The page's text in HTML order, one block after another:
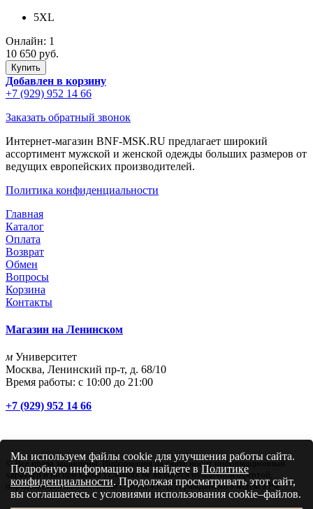
5XL
Онлайн: 1
10 650 руб.
Добавлен в корзину
+7 (929) 952 14 66
Заказать обратный звонок
Интернет-магазин BNF-MSK.RU предлагает широкий
ассортимент мужской и женской одежды больших размеров от
ведущих европейских производителей.
Политика конфиденциальности
Главная
Каталог
Оплата
Возврат
Обмен
Вопросы
Корзина
Контакты
Магазин на Ленинском
м Университет
Москва, Ленинский пр-т, д. 68/10
Время работы: с 10:00 до 21:00
+7 (929) 952 14 66
© Все права защищены. Информация на сайте носит информационный
характер и ни при каких условиях не являются публичной офертой,
определяемой положениями Статьи 437 (2) Гражданского кодекса РФ
Мы используем файлы cookie для улучшения работы сайта.
Подробную информацию вы найдете вПолитике
конфиденциальности. Продолжая просматривать этот сайт,
вы соглашаетесь с условиями использования cookie–файлов.